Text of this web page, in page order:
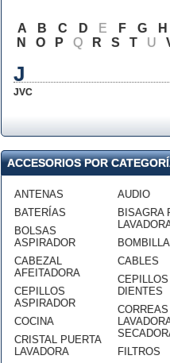
A B C D E F G H
N
O P Q R S T U
J
JVC
ACCESORIOS POR
ANTENAS
BATERÍAS
BOLSAS
ASPIRADOR
CABEZAL
AFEITADORA
CEPILLOS
ASPIRADOR
COCINA
CRISTAL PUERTA
LAVADORA
AUDIO
BISAGRA
CABLES
DIENTES
CORREAS
FILTROS